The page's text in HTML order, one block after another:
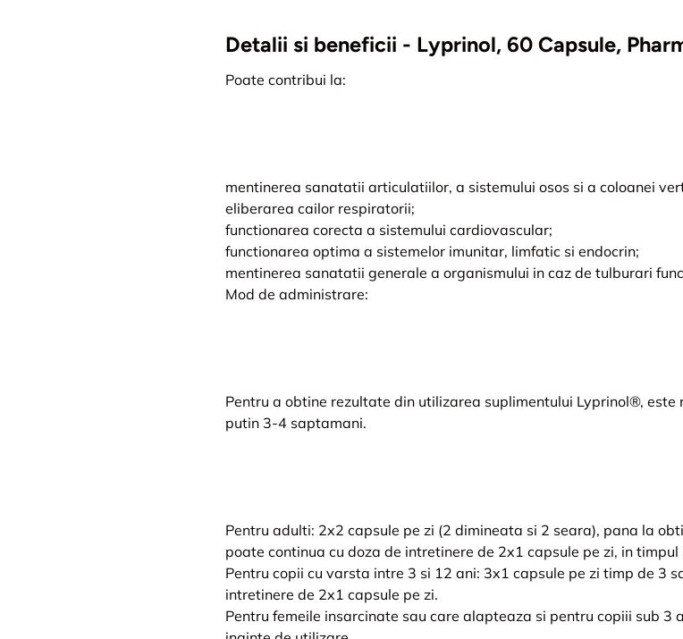
Detalii si beneficii - Lyprinol, 60 Capsule,
Poate contribui la:
mentinerea sanatatii articulatiilor, a sistemului osos si a coloanei
eliberarea cailor respiratorii;
functionarea corecta a sistemului cardiovascular;
functionarea optima a sistemelor imunitar, limfatic si endocrin;
mentinerea sanatatii generale a organismului in caz de tulburari
Mod de administrare:
Pentru a obtine rezultate din utilizarea suplimentului Lyprinol®,
putin 3-4 saptamani.
Pentru adulti: 2x2 capsule pe zi (2 dimineata si 2 seara), pana la
poate continua cu doza de intretinere de 2x1 capsule pe zi, in timpul
Pentru copii cu varsta intre 3 si 12 ani: 3x1 capsule pe zi timp de 3
intretinere de 2x1 capsule pe zi.
Pentru femeile insarcinate sau care alapteaza si pentru copiii sub 3